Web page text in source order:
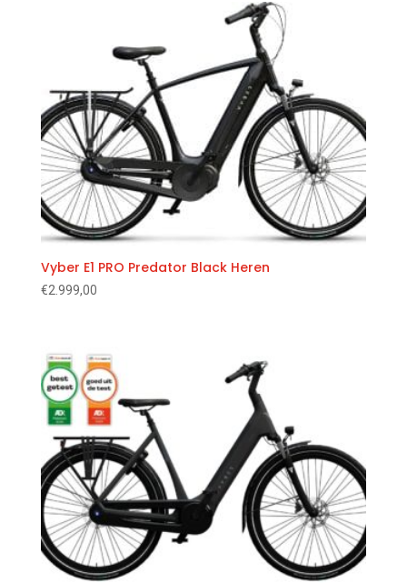
Vyber E1 PRO Predator Black Heren
€2.999,00